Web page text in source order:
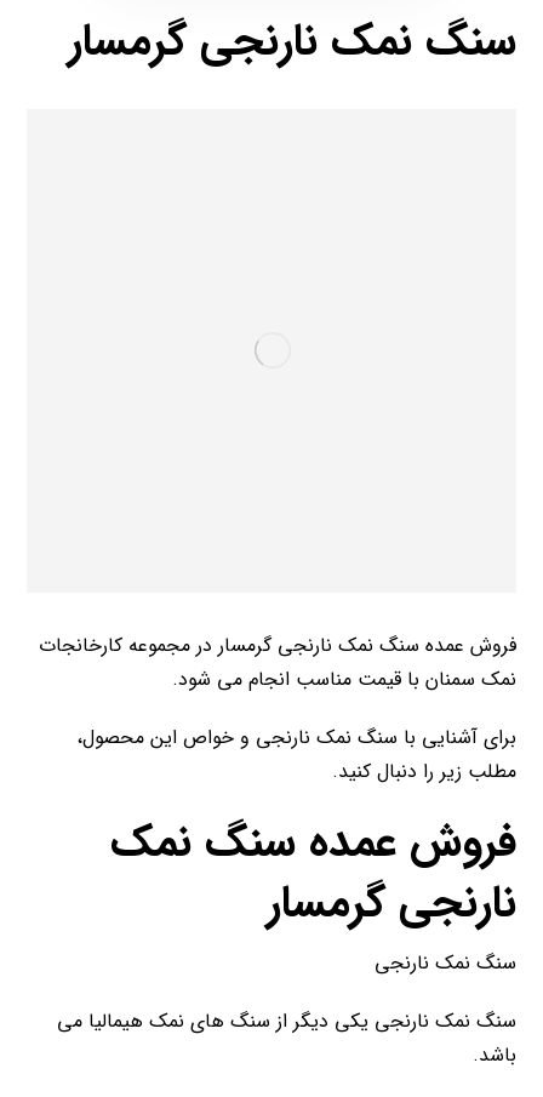
سنگ نمک نارنجی گرمسار
فروش عمده سنگ نمک نارنجی گرمسار در مجموعه کارخانجات
نمک سمنان با قیمت مناسب انجام می شود.
برای آشنایی با سنگ نمک نارنجی و خواص این محصول،
مطلب زیر را دنبال کنید.
فروش عمده سنگ نمک
نارنجی گرمسار
سنگ نمک نارنجی
سنگ نمک نارنجی یکی دیگر از سنگ های نمک هیمالیا می
باشد.